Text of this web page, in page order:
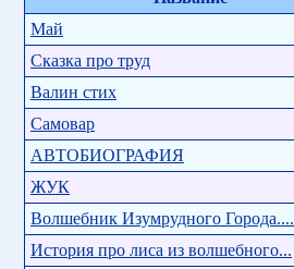
Май
Сказка про труд
Валин стих
Самовар
АВТОБИОГРАФИЯ
ЖУК
Волшебник Изумрудного Города....
История про лиса из волшебного...